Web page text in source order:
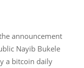
announcement
Nayib Bukele
a bitcoin daily